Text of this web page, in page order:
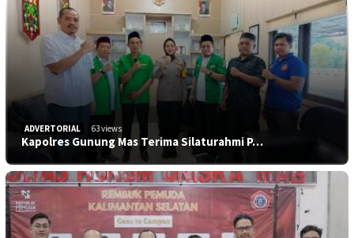
ADVERTORIAL 63 views
Kapolres Gunung Mas Terima Silaturahmi P…